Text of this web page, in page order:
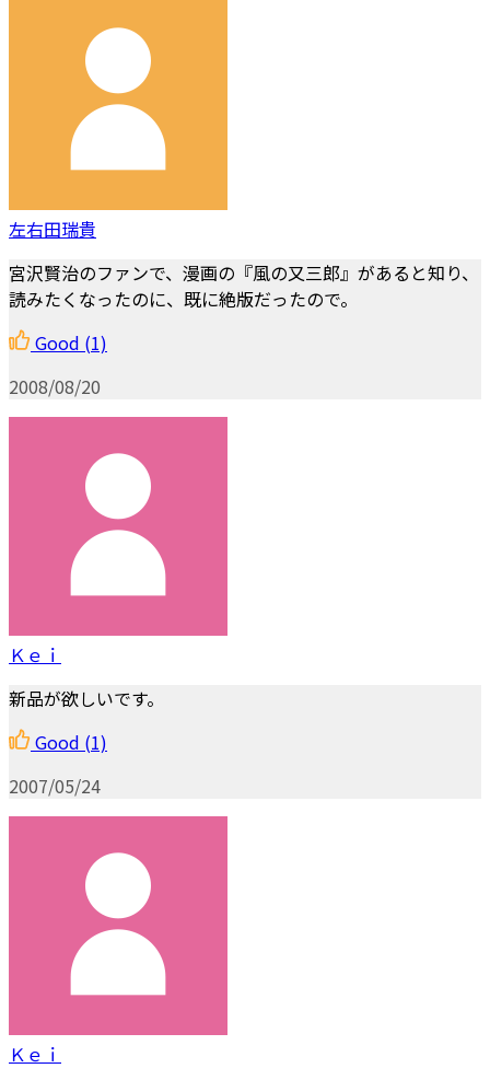
左右田瑞貴
宮沢賢治のファンで、漫画の『風の又三郎』があると知り、
読みたくなったのに、既に絶版だったので。
Good (1)
2008/08/20
Ｋｅｉ
新品が欲しいです。
Good (1)
2007/05/24
Ｋｅｉ